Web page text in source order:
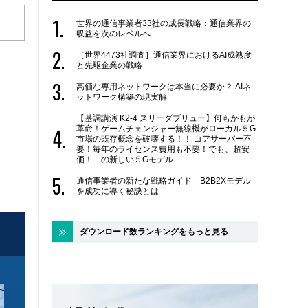
世界の通信事業者33社の成長戦略：通信業界の
収益を次のレベルへ
［世界4473社調査］通信業界におけるAI成熟度
と先駆企業の戦略
高価な専用ネットワークは本当に必要か？ AIネ
ットワーク構築の現実解
【基調講演 K2-4 スリーダブリュー】何もかもが
革命！ゲームチェンジャー無線機がローカル５G
市場の既存概念を破壊する！！ コアサーバー不
要！毎年のライセンス費用も不要！でも、超安
価！ の新しい５Gモデル
通信事業者の新たな戦略ガイド B2B2Xモデル
を成功に導く秘訣とは
ダウンロード数ランキングをもっと見る